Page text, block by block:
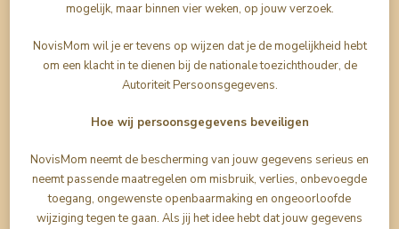
mogelijk, maar binnen vier weken, op jouw verzoek.
NovisMom wil je er tevens op wijzen dat je de mogelijkheid hebt
om een klacht in te dienen bij de nationale toezichthouder, de
Autoriteit Persoonsgegevens.
Hoe wij persoonsgegevens beveiligen
NovisMom neemt de bescherming van jouw gegevens serieus en
neemt passende maatregelen om misbruik, verlies, onbevoegde
toegang, ongewenste openbaarmaking en ongeoorloofde
wijziging tegen te gaan. Als jij het idee hebt dat jouw gegevens